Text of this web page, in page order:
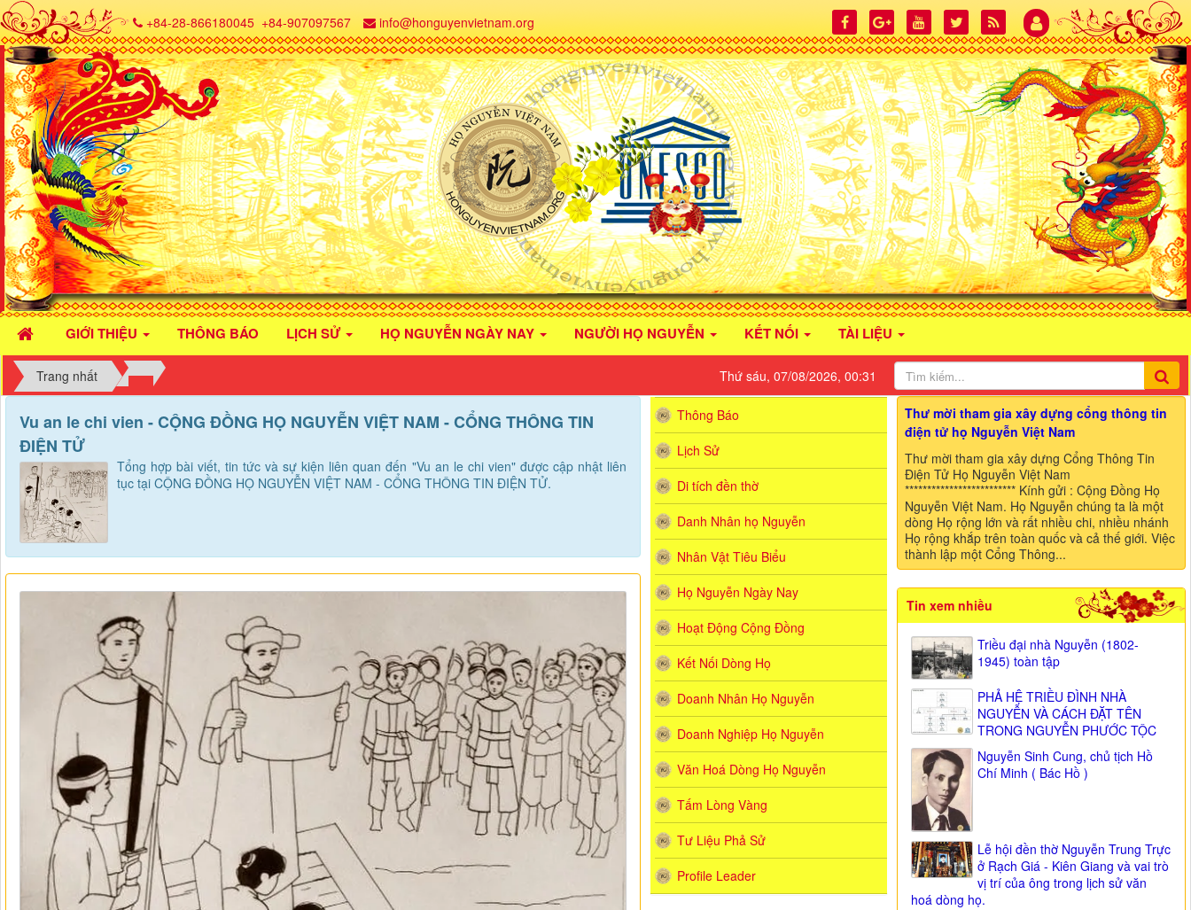
GIỚI THIỆU THÔNG BÁO LỊCH SỬ HỌ NGUYỄN NGÀY NAY NGƯỜI HỌ NGUYỄN KẾT NỐI TÀI LIỆU
+84-28-866180045 +84-907097567 info@honguyenvietnam.org
Trang nhất Thứ sáu, 07/08/2026, 00:31
Vu an le chi vien - CỘNG ĐỒNG HỌ NGUYỄN VIỆT NAM - CỔNG THÔNG TIN
ĐIỆN TỬ
Tổng hợp bài viết, tin tức và sự kiện liên quan đến "Vu an le chi vien" được cập nhật liên
tục tại CỘNG ĐỒNG HỌ NGUYỄN VIỆT NAM - CỔNG THÔNG TIN ĐIỆN TỬ.
Thư mời tham gia xây dựng cổng thông tin
điện tử họ Nguyễn Việt Nam
Thư mời tham gia xây dựng Cổng Thông Tin
Điện Tử Họ Nguyễn Việt Nam
************************* Kính gửi : Cộng Đồng Họ
Nguyễn Việt Nam. Họ Nguyễn chúng ta là một
dòng Họ rộng lớn và rất nhiều chi, nhiều nhánh
Họ rộng khắp trên toàn quốc và cả thế giới. Việc
thành lập một Cổng Thông...
Tin xem nhiều
Triều đại nhà Nguyễn (1802-
1945) toàn tập
PHẢ HỆ TRIỀU ĐÌNH NHÀ
NGUYỄN VÀ CÁCH ĐẶT TÊN
TRONG NGUYỄN PHƯỚC TỘC
Nguyễn Sinh Cung, chủ tịch Hồ
Chí Minh ( Bác Hồ )
Lễ hội đền thờ Nguyễn Trung Trực
ở Rạch Giá - Kiên Giang và vai trò
vị trí của ông trong lịch sử văn
hoá dòng họ.
Thông Báo
Lịch Sử
Di tích đền thờ
Danh Nhân họ Nguyễn
Nhân Vật Tiêu Biểu
Họ Nguyễn Ngày Nay
Hoạt Động Cộng Đồng
Kết Nối Dòng Họ
Doanh Nhân Họ Nguyễn
Doanh Nghiệp Họ Nguyễn
Văn Hoá Dòng Họ Nguyễn
Tấm Lòng Vàng
Tư Liệu Phả Sử
Profile Leader